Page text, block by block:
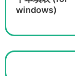
windows)